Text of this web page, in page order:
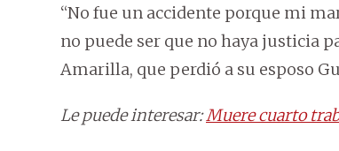
“No fue un accidente porque mi
no puede ser que no haya justicia
Amarilla, que perdió a su esposo
Le puede interesar:Muere cuarto